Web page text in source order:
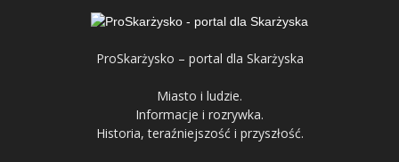
ProSkarżysko – portal dla Skarżyska
Miasto i ludzie.
Informacje i rozrywka.
Historia, teraźniejszość i przyszłość.